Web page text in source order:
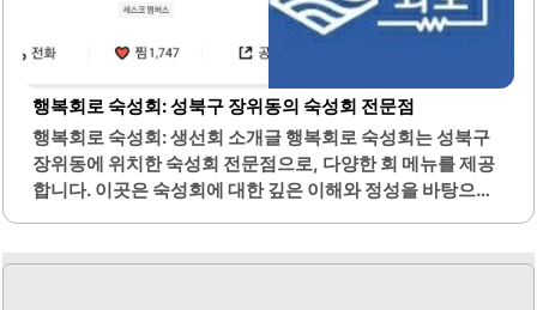
행복회로 숙성회: 성북구 장위동의 숙성회 전문점
행복회로 숙성회: 생선회 소개글 행복회로 숙성회는 성북구
장위동에 위치한 숙성회 전문점으로, 다양한 회 메뉴를 제공
합니다. 이곳은 숙성회에 대한 깊은 이해와 정성을 바탕으로
루며, 고객들에게 만족감을 주고 있습니다.또한, 이곳은 포장